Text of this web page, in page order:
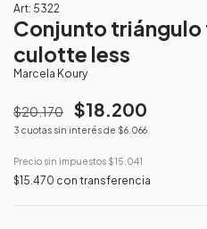
Art: 5322
Conjunto
culotte less
Marcela Koury
$20.170 $18.200
3 cuotas sin interés de $6.066
Precio sin impuestos $15.041
$15.470 con transferencia